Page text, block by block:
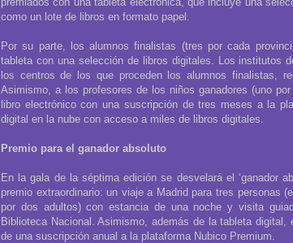
como un lote de libros en formato papel.
Por su parte, los alumnos finalistas (tres por cada
tableta con una selección de libros digitales. Los institutos
los centros de los que proceden los alumnos finalistas,
Asimismo, a los profesores de los niños ganadores (uno
libro electrónico con una suscripción de tres meses a la
digital en la nube con acceso a miles de libros digitales.
Premio para el ganador absoluto
En la gala de la séptima edición se desvelará el ‘ganador
premio extraordinario: un viaje a Madrid para tres personas
por dos adultos) con estancia de una noche y visita
Biblioteca Nacional. Asimismo, además de la tableta
de una suscripción anual a la plataforma Nubico Premium.